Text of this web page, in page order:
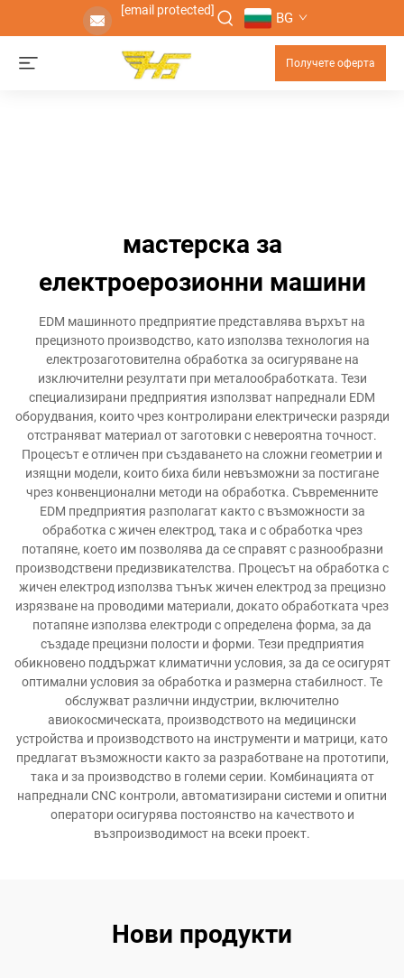
[email protected] BG
Получете оферта
мастерска за
електроерозионни машини
EDM машинното предприятие представлява върхът на
прецизното производство, като използва технология на
електрозаготовителна обработка за осигуряване на
изключителни резултати при металообработката. Тези
специализирани предприятия използват напреднали EDM
оборудвания, които чрез контролирани електрически разряди
отстраняват материал от заготовки с невероятна точност.
Процесът е отличен при създаването на сложни геометрии и
изящни модели, които биха били невъзможни за постигане
чрез конвенционални методи на обработка. Съвременните
EDM предприятия разполагат както с възможности за
обработка с жичен електрод, така и с обработка чрез
потапяне, което им позволява да се справят с разнообразни
производствени предизвикателства. Процесът на обработка с
жичен електрод използва тънък жичен електрод за прецизно
изрязване на проводими материали, докато обработката чрез
потапяне използва електроди с определена форма, за да
създаде прецизни полости и форми. Тези предприятия
обикновено поддържат климатични условия, за да се осигурят
оптимални условия за обработка и размерна стабилност. Те
обслужват различни индустрии, включително
авиокосмическата, производството на медицински
устройства и производството на инструменти и матрици, като
предлагат възможности както за разработване на прототипи,
така и за производство в големи серии. Комбинацията от
напреднали CNC контроли, автоматизирани системи и опитни
оператори осигурява постоянство на качеството и
възпроизводимост на всеки проект.
Нови продукти